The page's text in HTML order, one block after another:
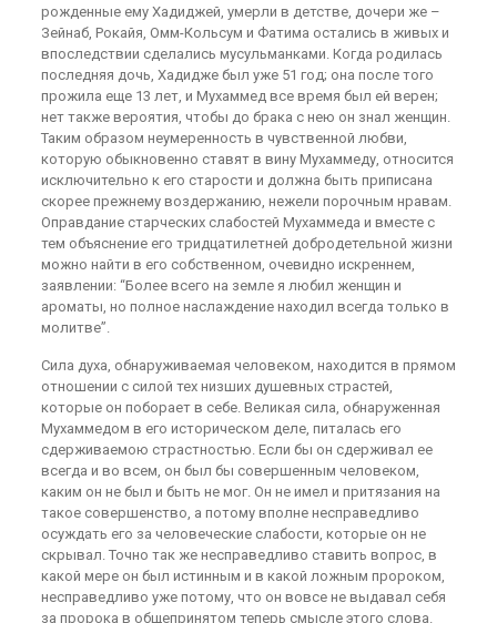
рожденные ему Хадиджей, умерли в детстве, дочери же –
Зейнаб, Рокайя, Омм-Кольсум и Фатима остались в живых и
впоследствии сделались мусульманками. Когда родилась
последняя дочь, Хадидже был уже 51 год; она после того
прожила еще 13 лет, и Мухаммед все время был ей верен;
нет также вероятия, чтобы до брака с нею он знал женщин.
Таким образом неумеренность в чувственной любви,
которую обыкновенно ставят в вину Мухаммеду, относится
исключительно к его старости и должна быть приписана
скорее прежнему воздержанию, нежели порочным нравам.
Оправдание старческих слабостей Мухаммеда и вместе с
тем объяснение его тридцатилетней добродетельной жизни
можно найти в его собственном, очевидно искреннем,
заявлении: “Более всего на земле я любил женщин и
ароматы, но полное наслаждение находил всегда только в
молитве”.
Сила духа, обнаруживаемая человеком, находится в прямом
отношении с силой тех низших душевных страстей,
которые он поборает в себе. Великая сила, обнаруженная
Мухаммедом в его историческом деле, питалась его
сдерживаемою страстностью. Если бы он сдерживал ее
всегда и во всем, он был бы совершенным человеком,
каким он не был и быть не мог. Он не имел и притязания на
такое совершенство, а потому вполне несправедливо
осуждать его за человеческие слабости, которые он не
скрывал. Точно так же несправедливо ставить вопрос, в
какой мере он был истинным и в какой ложным пророком,
несправедливо уже потому, что он вовсе не выдавал себя
за пророка в общепринятом теперь смысле этого слова.